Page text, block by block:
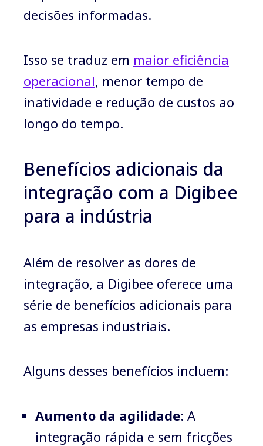
decisões informadas.
Isso se traduz em maior eficiência
operacional, menor tempo de
inatividade e redução de custos ao
longo do tempo.
Benefícios adicionais da
integração com a Digibee
para a indústria
Além de resolver as dores de
integração, a Digibee oferece uma
série de benefícios adicionais para
as empresas industriais.
Alguns desses benefícios incluem:
Aumento da agilidade: A
integração rápida e sem fricções